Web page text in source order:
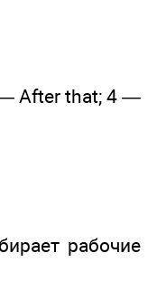
After that; 4 —
рабочие